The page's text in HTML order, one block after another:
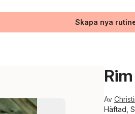
Skapa nya
Av
Häftad,